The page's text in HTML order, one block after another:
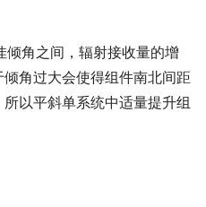
倾角之间 ， 辐射接收量的增
倾角过大会使得组件南北间距
所以平斜单系统中适量提升组